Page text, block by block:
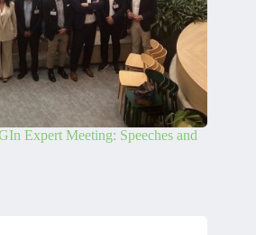
Expert Meeting: Speeches and